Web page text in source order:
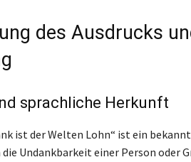
des Ausdrucks
sprachliche Herkunft
ist der Welten Lohn“ ist ein
Undankbarkeit einer Person oder